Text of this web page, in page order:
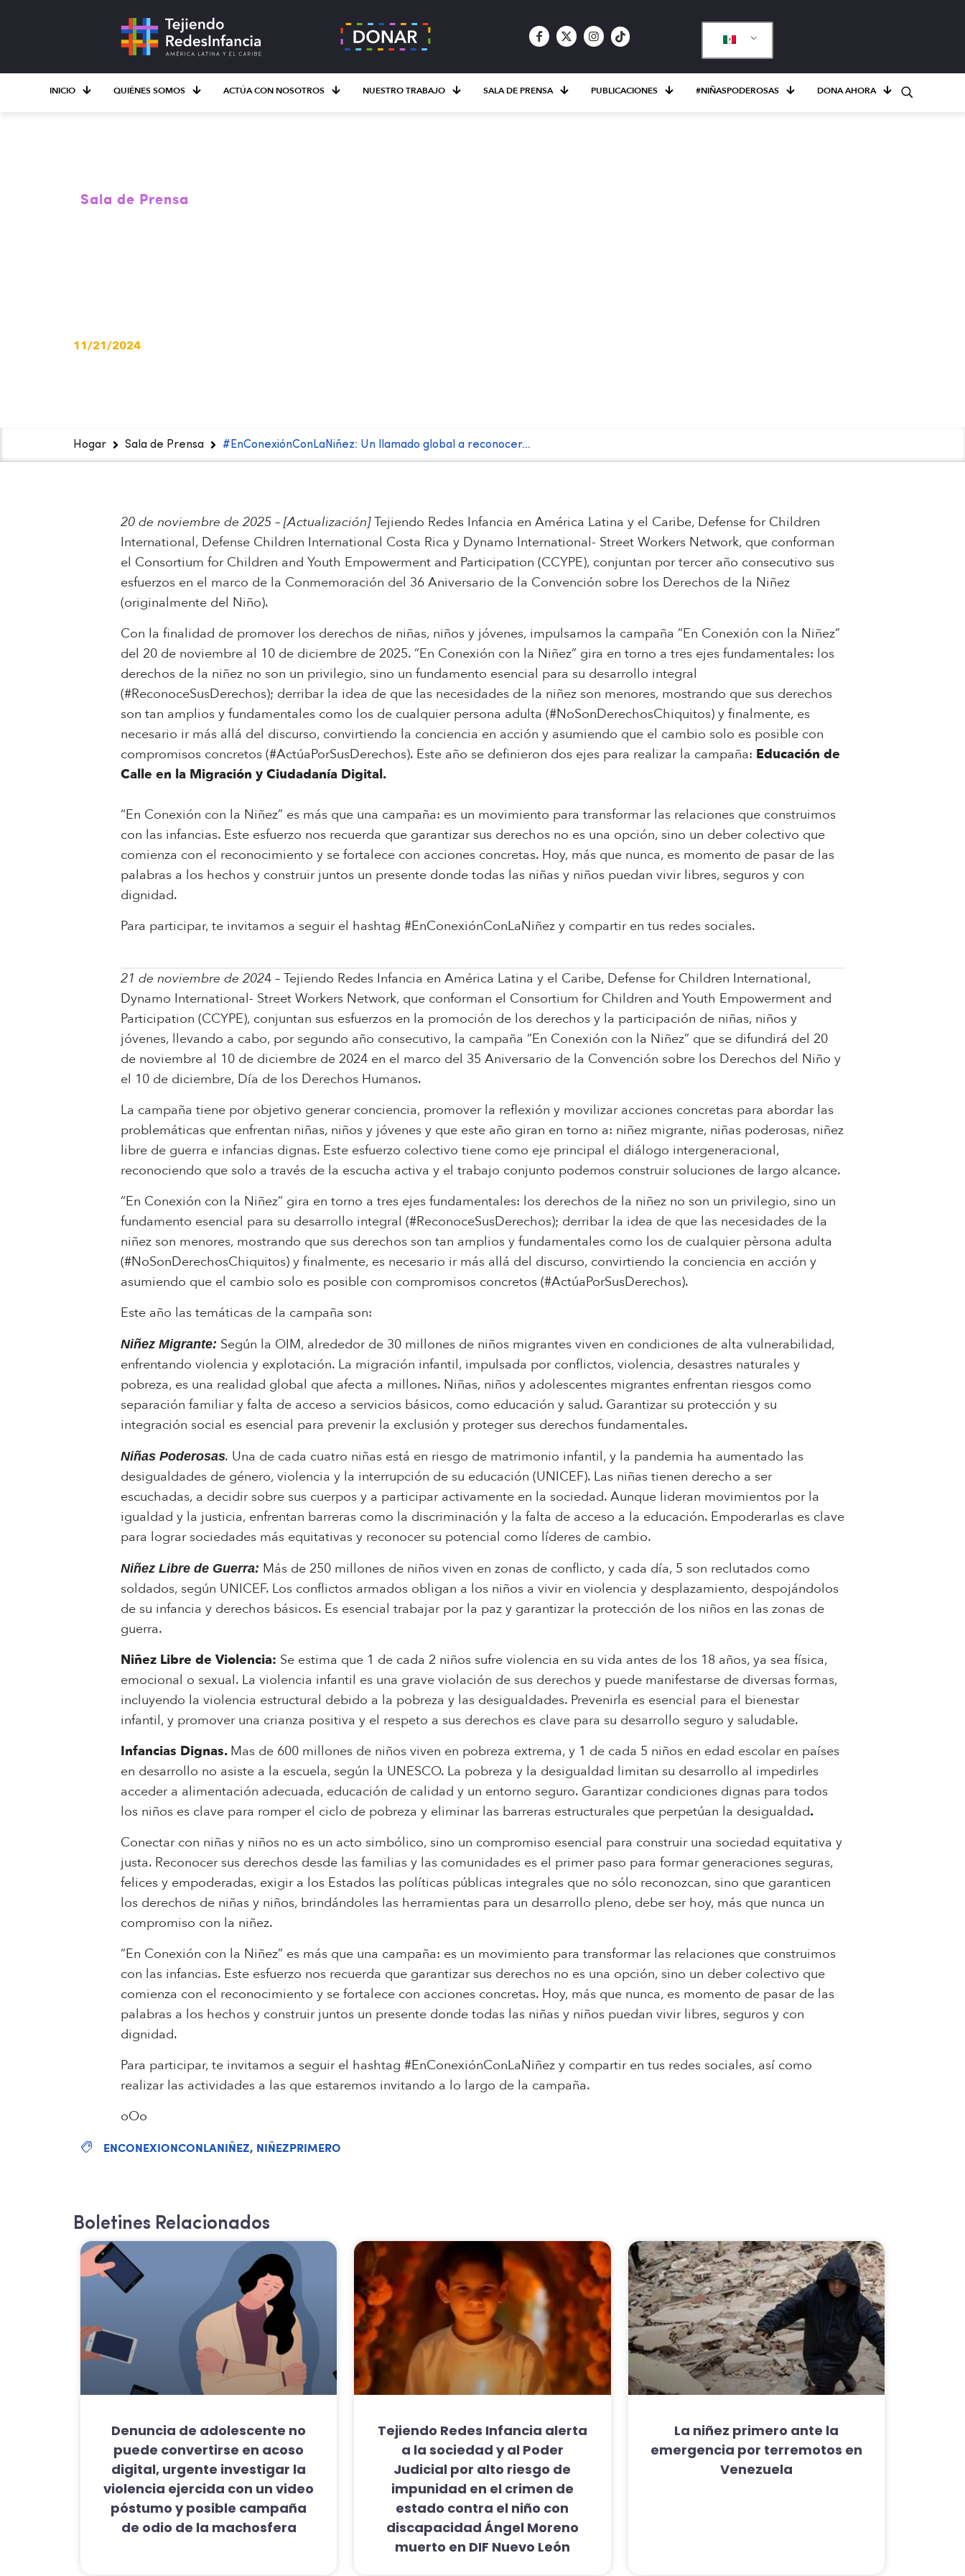
INICIO QUIÉNES SOMOS ACTÚA CON NOSOTROS NUESTRO TRABAJO SALA DE PRENSA PUBLICACIONES #NIÑASPODEROSAS DONA AHORA
Sala de Prensa
11/21/2024
Hogar Sala de Prensa #EnConexiónConLaNiñez: Un llamado global a reconocer…
20 de noviembre de 2025 – [Actualización]Tejiendo Redes Infancia en América Latina y el Caribe, Defense for Children
International, Defense Children International Costa Rica y Dynamo International- Street Workers Network, que conforman
el Consortium for Children and Youth Empowerment and Participation (CCYPE), conjuntan por tercer año consecutivo sus
esfuerzos en el marco de la Conmemoración del 36 Aniversario de la Convención sobre los Derechos de la Niñez
(originalmente del Niño).
Con la finalidad de promover los derechos de niñas, niños y jóvenes, impulsamos la campaña “En Conexión con la Niñez”
del 20 de noviembre al 10 de diciembre de 2025. “En Conexión con la Niñez” gira en torno a tres ejes fundamentales: los
derechos de la niñez no son un privilegio, sino un fundamento esencial para su desarrollo integral
(#ReconoceSusDerechos); derribar la idea de que las necesidades de la niñez son menores, mostrando que sus derechos
son tan amplios y fundamentales como los de cualquier persona adulta (#NoSonDerechosChiquitos) y finalmente, es
necesario ir más allá del discurso, convirtiendo la conciencia en acción y asumiendo que el cambio solo es posible con
compromisos concretos (#ActúaPorSusDerechos). Este año se definieron dos ejes para realizar la campaña: Educación de
Calle en la Migración y Ciudadanía Digital.
“En Conexión con la Niñez” es más que una campaña: es un movimiento para transformar las relaciones que construimos
con las infancias. Este esfuerzo nos recuerda que garantizar sus derechos no es una opción, sino un deber colectivo que
comienza con el reconocimiento y se fortalece con acciones concretas. Hoy, más que nunca, es momento de pasar de las
palabras a los hechos y construir juntos un presente donde todas las niñas y niños puedan vivir libres, seguros y con
dignidad.
Para participar, te invitamos a seguir el hashtag #EnConexiónConLaNiñez y compartir en tus redes sociales.
21 de noviembre de 2024 – Tejiendo Redes Infancia en América Latina y el Caribe, Defense for Children International,
Dynamo International- Street Workers Network, que conforman el Consortium for Children and Youth Empowerment and
Participation (CCYPE), conjuntan sus esfuerzos en la promoción de los derechos y la participación de niñas, niños y
jóvenes, llevando a cabo, por segundo año consecutivo, la campaña “En Conexión con la Niñez” que se difundirá del 20
de noviembre al 10 de diciembre de 2024 en el marco del 35 Aniversario de la Convención sobre los Derechos del Niño y
el 10 de diciembre, Día de los Derechos Humanos.
La campaña tiene por objetivo generar conciencia, promover la reflexión y movilizar acciones concretas para abordar las
problemáticas que enfrentan niñas, niños y jóvenes y que este año giran en torno a: niñez migrante, niñas poderosas, niñez
libre de guerra e infancias dignas. Este esfuerzo colectivo tiene como eje principal el diálogo intergeneracional,
reconociendo que solo a través de la escucha activa y el trabajo conjunto podemos construir soluciones de largo alcance.
“En Conexión con la Niñez” gira en torno a tres ejes fundamentales: los derechos de la niñez no son un privilegio, sino un
fundamento esencial para su desarrollo integral (#ReconoceSusDerechos); derribar la idea de que las necesidades de la
niñez son menores, mostrando que sus derechos son tan amplios y fundamentales como los de cualquier pèrsona adulta
(#NoSonDerechosChiquitos) y finalmente, es necesario ir más allá del discurso, convirtiendo la conciencia en acción y
asumiendo que el cambio solo es posible con compromisos concretos (#ActúaPorSusDerechos).
Este año las temáticas de la campaña son:
Niñez Migrante: Según la OIM, alrededor de 30 millones de niños migrantes viven en condiciones de alta vulnerabilidad,
enfrentando violencia y explotación. La migración infantil, impulsada por conflictos, violencia, desastres naturales y
pobreza, es una realidad global que afecta a millones. Niñas, niños y adolescentes migrantes enfrentan riesgos como
separación familiar y falta de acceso a servicios básicos, como educación y salud. Garantizar su protección y su
integración social es esencial para prevenir la exclusión y proteger sus derechos fundamentales.
Niñas Poderosas. Una de cada cuatro niñas está en riesgo de matrimonio infantil, y la pandemia ha aumentado las
desigualdades de género, violencia y la interrupción de su educación (UNICEF). Las niñas tienen derecho a ser
escuchadas, a decidir sobre sus cuerpos y a participar activamente en la sociedad. Aunque lideran movimientos por la
igualdad y la justicia, enfrentan barreras como la discriminación y la falta de acceso a la educación. Empoderarlas es clave
para lograr sociedades más equitativas y reconocer su potencial como líderes de cambio.
Niñez Libre de Guerra: Más de 250 millones de niños viven en zonas de conflicto, y cada día, 5 son reclutados como
soldados, según UNICEF. Los conflictos armados obligan a los niños a vivir en violencia y desplazamiento, despojándolos
de su infancia y derechos básicos. Es esencial trabajar por la paz y garantizar la protección de los niños en las zonas de
guerra.
Niñez Libre de Violencia: Se estima que 1 de cada 2 niños sufre violencia en su vida antes de los 18 años, ya sea física,
emocional o sexual. La violencia infantil es una grave violación de sus derechos y puede manifestarse de diversas formas,
incluyendo la violencia estructural debido a la pobreza y las desigualdades. Prevenirla es esencial para el bienestar
infantil, y promover una crianza positiva y el respeto a sus derechos es clave para su desarrollo seguro y saludable.
Infancias Dignas. Mas de 600 millones de niños viven en pobreza extrema, y 1 de cada 5 niños en edad escolar en países
en desarrollo no asiste a la escuela, según la UNESCO. La pobreza y la desigualdad limitan su desarrollo al impedirles
acceder a alimentación adecuada, educación de calidad y un entorno seguro. Garantizar condiciones dignas para todos
los niños es clave para romper el ciclo de pobreza y eliminar las barreras estructurales que perpetúan la desigualdad.
Conectar con niñas y niños no es un acto simbólico, sino un compromiso esencial para construir una sociedad equitativa y
justa. Reconocer sus derechos desde las familias y las comunidades es el primer paso para formar generaciones seguras,
felices y empoderadas, exigir a los Estados las políticas públicas integrales que no sólo reconozcan, sino que garanticen
los derechos de niñas y niños, brindándoles las herramientas para un desarrollo pleno, debe ser hoy, más que nunca un
compromiso con la niñez.
“En Conexión con la Niñez” es más que una campaña: es un movimiento para transformar las relaciones que construimos
con las infancias. Este esfuerzo nos recuerda que garantizar sus derechos no es una opción, sino un deber colectivo que
comienza con el reconocimiento y se fortalece con acciones concretas. Hoy, más que nunca, es momento de pasar de las
palabras a los hechos y construir juntos un presente donde todas las niñas y niños puedan vivir libres, seguros y con
dignidad.
Para participar, te invitamos a seguir el hashtag #EnConexiónConLaNiñez y compartir en tus redes sociales, así como
realizar las actividades a las que estaremos invitando a lo largo de la campaña.
oOo
ENCONEXIONCONLANIÑEZ, NIÑEZPRIMERO
Boletines Relacionados
Denuncia de adolescente no
puede convertirse en acoso
digital, urgente investigar la
violencia ejercida con un video
póstumo y posible campaña
de odio de la machosfera
Tejiendo Redes Infancia alerta
a la sociedad y al Poder
Judicial por alto riesgo de
impunidad en el crimen de
estado contra el niño con
discapacidad Ángel Moreno
muerto en DIF Nuevo León
La niñez primero ante la
emergencia por terremotos en
Venezuela